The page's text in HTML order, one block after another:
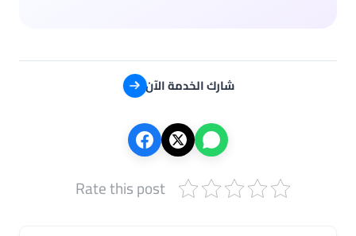
شارك الخدمة الآن
Rate this post